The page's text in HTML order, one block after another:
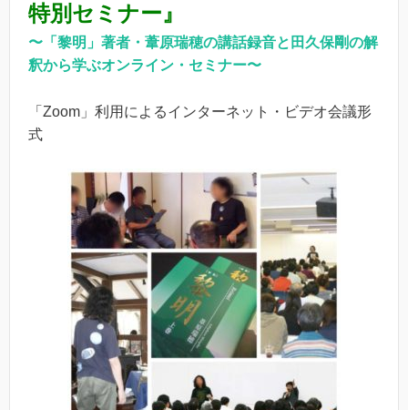
特別セミナー』
〜「黎明」著者・葦原瑞穂の講話録音と田久保剛の解
釈から学ぶオンライン・セミナー〜
「Zoom」利用によるインターネット・ビデオ会議形
式